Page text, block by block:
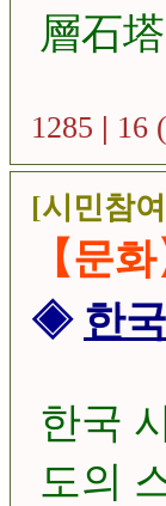
層石
석탑,
址 石
1285 | 16
[시민참
【문화
◈ 한
한국
도의